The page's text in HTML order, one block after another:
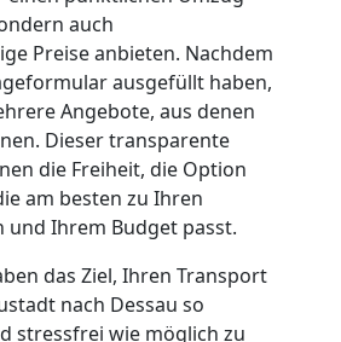
auch
Preise anbieten. Nachdem
ausgefüllt haben,
Angebote, aus denen
Dieser transparente
die Freiheit, die Option
am besten zu Ihren
Ihrem Budget passt.
das Ziel, Ihren Transport
nach Dessau so
stressfrei wie möglich zu